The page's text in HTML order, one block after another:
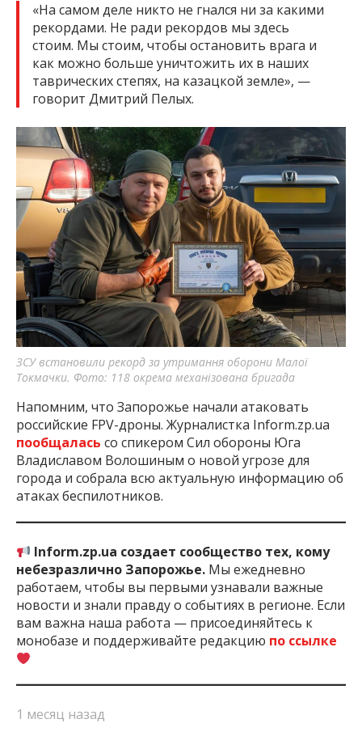
«На самом деле никто не гнался ни за какими
рекордами. Не ради рекордов мы здесь
стоим. Мы стоим, чтобы остановить врага и
как можно больше уничтожить их в наших
таврических степях, на казацкой земле», —
говорит Дмитрий Пелых.
ЗСУ встановили рекорд за утримання оборони Малої
Токмачки. Фото: 118 окрема механізована бригада
Напомним, что Запорожье начали атаковать
российские FPV-дроны. Журналистка Inform.zp.ua
пообщалась со спикером Сил обороны Юга
Владиславом Волошиным о новой угрозе для
города и собрала всю актуальную информацию об
атаках беспилотников.
Inform.zp.ua создает сообщество тех, кому
небезразлично Запорожье. Мы ежедневно
работаем, чтобы вы первыми узнавали важные
новости и знали правду о событиях в регионе. Если
вам важна наша работа — присоединяйтесь к
монобазе и поддерживайте редакцию по ссылке
1 месяц назад